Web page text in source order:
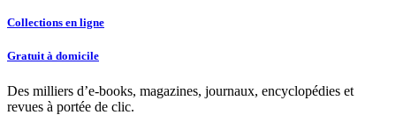
Collections en ligne
Gratuit à domicile
Des milliers d’e-books, magazines, journaux, encyclopédies et
revues à portée de clic.